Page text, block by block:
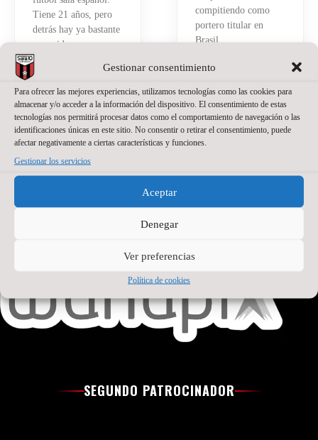
Gestionar consentimiento
Para ofrecer las mejores experiencias, utilizamos tecnologías como las cookies para
almacenar y/o acceder a la información del dispositivo. El consentimiento de estas
tecnologías nos permitirá procesar datos como el comportamiento de navegación o las
identificaciones únicas en este sitio. No consentir o retirar el consentimiento, puede
afectar negativamente a ciertas características y funciones.
Gestionar los servicios
Aceptar
Denegar
Ver preferencias
Política de cookies
Tiene 21 años, pero
detrás hay ya bastante
recorrido.
Read More »
compitiendo como
portero titular en
Brasil
Read More »
PATROCINADOR PRINCIPAL
SEGUNDO PATROCINADOR